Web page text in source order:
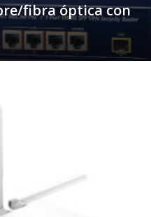
fibra óptica con